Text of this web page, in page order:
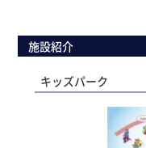
施設紹介
キッズパーク